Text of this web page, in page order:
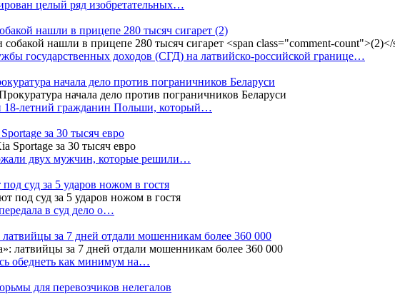
целый ряд изобретательных…
нашли в прицепе 280 тысяч сигарет (2)
государственных доходов (СГД) на латвийско-российской границе…
начала дело против пограничников Беларуси
18-летний гражданин Польши, который…
за 30 тысяч евро
двух мужчин, которые решили…
суд за 5 ударов ножом в гостя
в суд дело о…
за 7 дней отдали мошенникам более 360 000
обеднеть как минимум на…
для перевозчиков нелегалов